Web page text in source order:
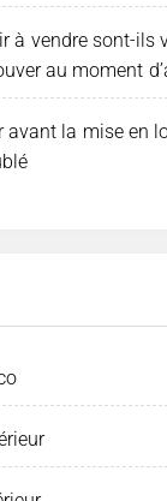
à vendre sont-ils
au moment
avant la mise en